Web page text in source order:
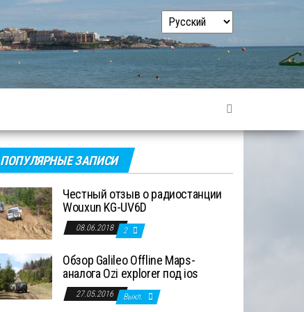
Выбрать
язык
ПОПУЛЯРНЫЕ ЗАПИСИ
Честный отзыв о радиостанции
Wouxun KG-UV6D
08.06.2018 2
Обзор Galileo Offline Maps-
аналога Ozi explorer под ios
27.05.2016 Выкл.